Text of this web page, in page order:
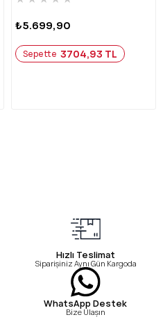
₺5.699,90
Sepette 3704,93 TL
Hızlı Teslimat
Siparişiniz Aynı Gün Kargoda
WhatsApp Destek
Bize Ulaşın